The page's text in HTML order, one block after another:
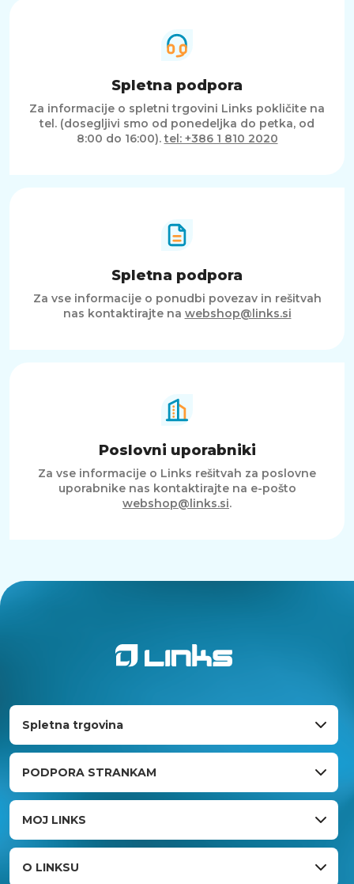
Spletna podpora
Za informacije o spletni trgovini Links pokličite na
tel. (dosegljivi smo od ponedeljka do petka, od
8:00 do 16:00).tel: +386 1 810 2020
Spletna podpora
Za vse informacije o ponudbi povezav in rešitvah
nas kontaktirajte na webshop@links.si
Poslovni uporabniki
Za vse informacije o Links rešitvah za poslovne
uporabnike nas kontaktirajte na e-pošto
webshop@links.si.
Spletna trgovina
PODPORA STRANKAM
MOJ LINKS
O LINKSU